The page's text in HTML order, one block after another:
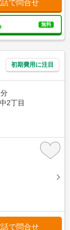
話で問合せ
無料
初期費用に注目
2丁目
話で問合せ